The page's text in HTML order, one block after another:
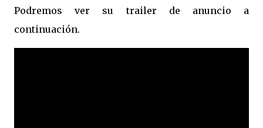
Podremos ver su trailer de anuncio a
continuación.